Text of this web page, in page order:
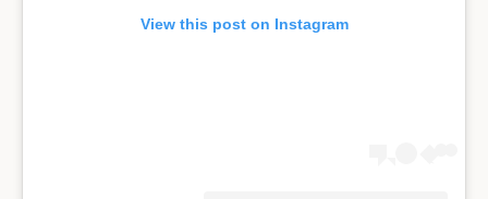
View this post on Instagram